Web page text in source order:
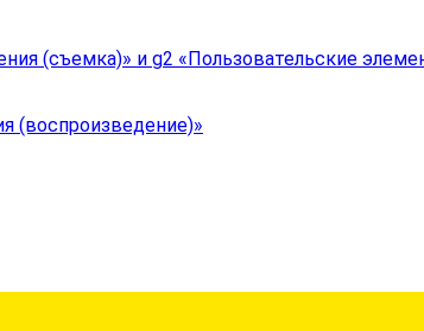
(съемка)» и g2 «Пользовательские
(воспроизведение)»